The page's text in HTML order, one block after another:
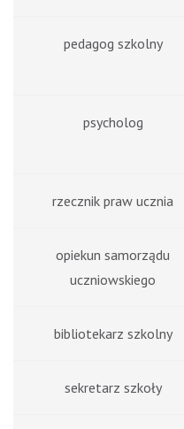
pedagog szkolny
psycholog
rzecznik praw ucznia
opiekun samorządu
uczniowskiego
bibliotekarz szkolny
sekretarz szkoły